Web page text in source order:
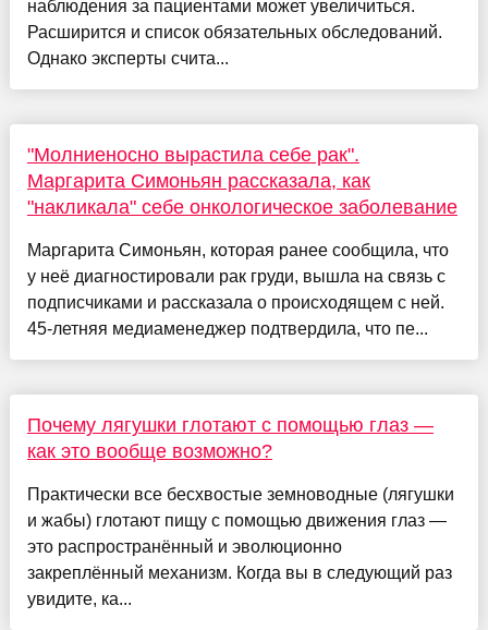
наблюдения за пациентами может увеличиться.
Расширится и список обязательных обследований.
Однако эксперты счита...
"Молниеносно вырастила себе рак".
Маргарита Симоньян рассказала, как
"накликала" себе онкологическое заболевание
Маргарита Симоньян, которая ранее сообщила, что
у неё диагностировали рак груди, вышла на связь с
подписчиками и рассказала о происходящем с ней.
45-летняя медиаменеджер подтвердила, что пе...
Почему лягушки глотают с помощью глаз —
как это вообще возможно?
Практически все бесхвостые земноводные (лягушки
и жабы) глотают пищу с помощью движения глаз —
это распространённый и эволюционно
закреплённый механизм. Когда вы в следующий раз
увидите, ка...